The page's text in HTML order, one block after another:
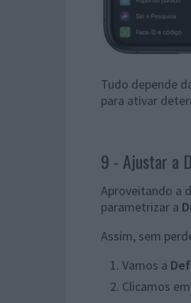
Tudo depende
para ativar
9 - Ajustar a
Aproveitando a
parametrizar a
Assim, sem
Vamos a
Clicamos em